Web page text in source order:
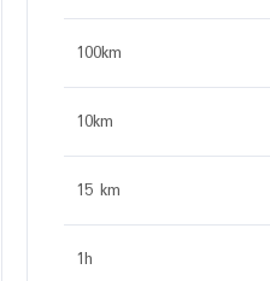
100km
10km
15 km
1h